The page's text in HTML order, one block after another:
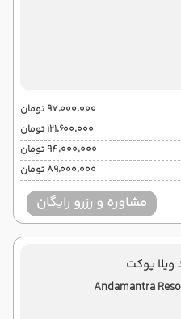
۹۷٬۰۰۰٬۰۰۰ تومان
۱۲۱٬۶۰۰٬۰۰۰ تومان
۹۴٬۰۰۰٬۰۰۰ تومان
۸۹٬۰۰۰٬۰۰۰ تومان
مشاوره و رزرو رایگان
ویلا پوکت
Andamantra